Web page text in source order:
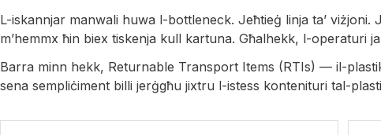
L-iskannjar manwali huwa l-bottleneck. Jeħtieġ linja ta’
m’hemmx ħin biex tiskenja kull kartuna. Għalhekk, l-
Barra minn hekk, Returnable Transport Items (RTIs) — il-
sena sempliċiment billi jerġgħu jixtru l-istess kontenituri tal-